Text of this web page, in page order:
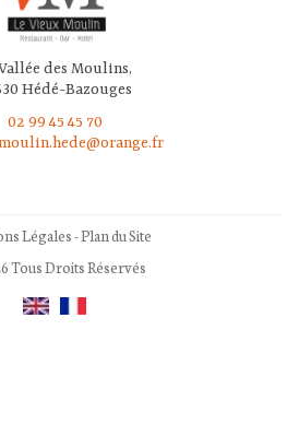
des Moulins,
Hédé-Bazouges
02 99 45 45 70
Légales-Plan du Site
Tous Droits Réservés